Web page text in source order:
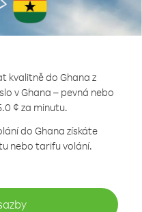
kvalitně do Ghana z
v Ghana – pevná nebo
¢ za minutu.
do Ghana získáte
nebo tarifu volání.